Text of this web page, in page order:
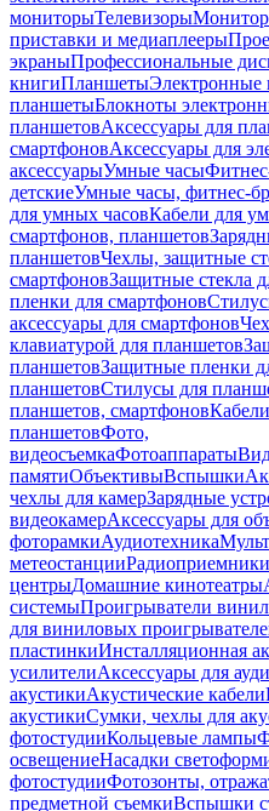
мониторыТелевизоры
приставки и медиаплееры
экраныПрофессиональные
книгиПланшетыЭлектронные
планшетыБлокноты
планшетовАксессуары для
смартфоновАксессуары для
аксессуарыУмные часы
детскиеУмные часы, фитнес-
для умных часовКабели для
смартфонов, планшетов
планшетовЧехлы, защитные
смартфоновЗащитные стекла
пленки для смартфонов
аксессуары для смартфонов
клавиатурой для планшетов
планшетовЗащитные пленки
планшетовСтилусы для
планшетов, смартфонов
планшетовФото,
видеосъемкаФотоаппараты
памятиОбъективыВспышки
чехлы для камерЗарядные
видеокамерАксессуары для
фоторамкиАудиотехника
метеостанцииРадиоприемники
центрыДомашние кинотеатры
системыПроигрыватели
для виниловых
пластинкиИнсталляционная
усилителиАксессуары для
акустикиАкустические кабели
акустикиСумки, чехлы для
фотостудииКольцевые лампы
освещениеНасадки
фотостудииФотозонты,
предметной съемкиВспышки